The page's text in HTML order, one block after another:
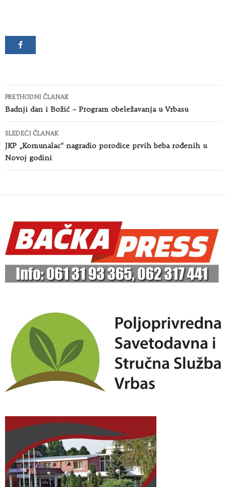
Kretanje
članaka
PRETHODNI ČLANAK
Badnji dan i Božić – Program obeležavanja u Vrbasu
SLEDEĆI ČLANAK
JKP „Komunalac“ nagradio porodice prvih beba rođenih u
Novoj godini